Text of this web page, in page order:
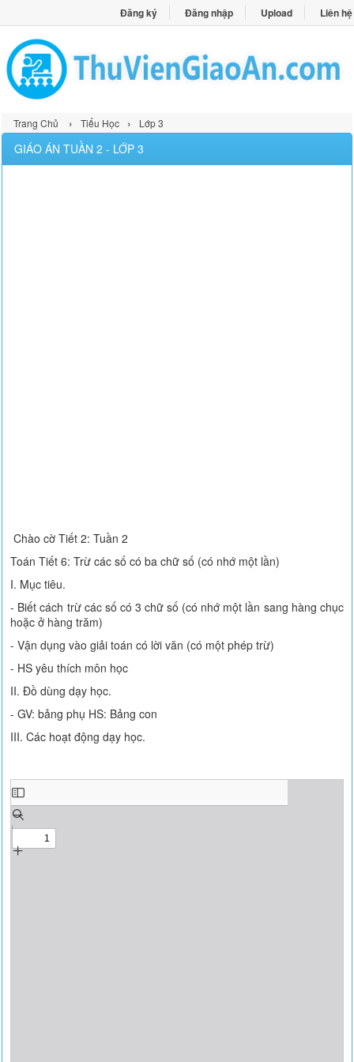
Đăng ký Đăng nhập Upload Liên hệ
Trang Chủ › Tiểu Học › Lớp 3
GIÁO ÁN TUẦN 2 - LỚP 3
Chào cờ Tiết 2: Tuần 2
Toán Tiết 6: Trừ các số có ba chữ số (có nhớ một lần)
I. Mục tiêu.
- Biết cách trừ các số có 3 chữ số (có nhớ một lần sang hàng chục
hoặc ở hàng trăm)
- Vận dụng vào giải toán có lời văn (có một phép trừ)
- HS yêu thích môn học
II. Đồ dùng dạy học.
- GV: bảng phụ HS: Bảng con
III. Các hoạt động dạy học.